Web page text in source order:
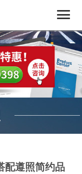
配遵照简约品